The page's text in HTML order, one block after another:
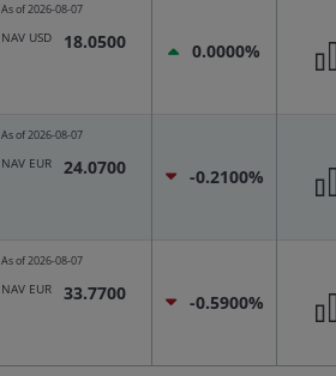
As of2026-08-07
NAV USD 18.0500 0.0000%
As of2026-08-07
NAV EUR 24.0700 -0.2100%
As of2026-08-07
NAV EUR 33.7700 -0.5900%